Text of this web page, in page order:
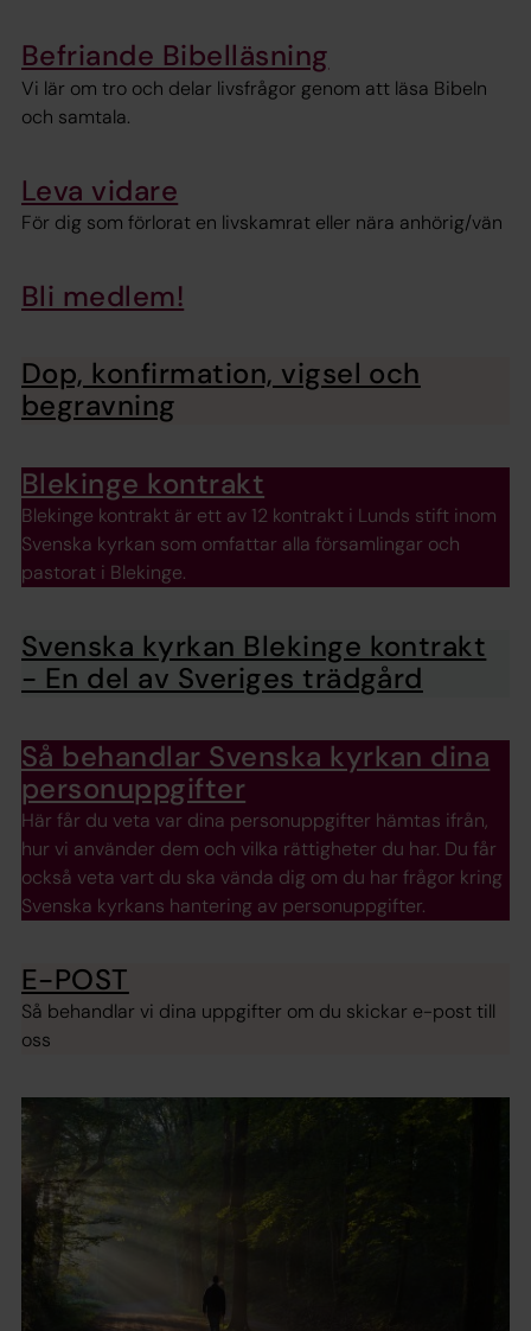
Befriande Bibelläsning
Vi lär om tro och delar livsfrågor genom att läsa Bibeln
och samtala.
Leva vidare
För dig som förlorat en livskamrat eller nära anhörig/vän
Bli medlem!
Dop, konfirmation, vigsel och
begravning
Blekinge kontrakt
Blekinge kontrakt är ett av 12 kontrakt i Lunds stift inom
Svenska kyrkan som omfattar alla församlingar och
pastorat i Blekinge.
Svenska kyrkan Blekinge kontrakt
- En del av Sveriges trädgård
Så behandlar Svenska kyrkan dina
personuppgifter
Här får du veta var dina personuppgifter hämtas ifrån,
hur vi använder dem och vilka rättigheter du har. Du får
också veta vart du ska vända dig om du har frågor kring
Svenska kyrkans hantering av personuppgifter.
E-POST
Så behandlar vi dina uppgifter om du skickar e-post till
oss